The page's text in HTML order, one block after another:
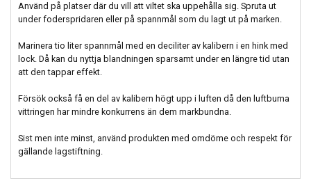
Använd på platser där du vill att viltet ska uppehålla sig. Spruta ut
under foderspridaren eller på spannmål som du lagt ut på marken.
Marinera tio liter spannmål med en deciliter av kalibern i en hink med
lock. Då kan du nyttja blandningen sparsamt under en längre tid utan
att den tappar effekt.
Försök också få en del av kalibern högt upp i luften då den luftburna
vittringen har mindre konkurrens än dem markbundna.
Sist men inte minst, använd produkten med omdöme och respekt för
gällande lagstiftning.